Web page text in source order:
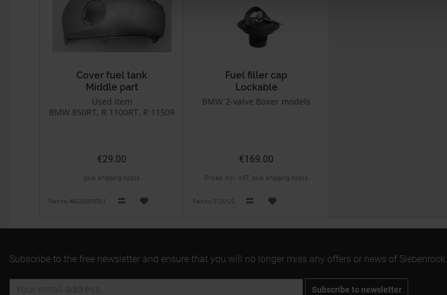
Cover fuel tank
Middle part
Used item
BMW 850RT, R 1100RT, R 1150RT
€29.00
plus shipping costs
Part no. 46632325975.1
Fuel filler cap
Lockable
BMW 2-valve Boxer models
€169.00
Prices incl. VAT, plus shipping costs
Part no. 5125125
Subscribe to the free newsletter and ensure that you will no longer miss any offers or news of Siebenrock.
Subscribe to newsletter